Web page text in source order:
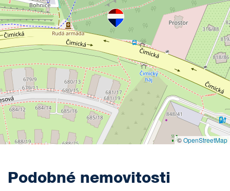
©OpenStreetMap
Podobné nemovitosti